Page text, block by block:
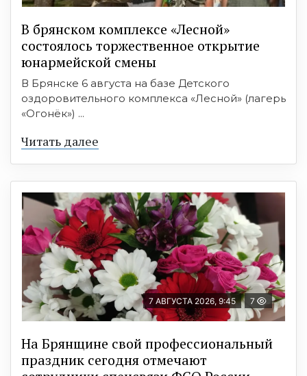
В брянском комплексе «Лесной»
состоялось торжественное открытие
юнармейской смены
В Брянске 6 августа на базе Детского
оздоровительного комплекса «Лесной» (лагерь
«Огонёк») ...
Читать далее
7 АВГУСТА 2026, 9:45 7
На Брянщине свой профессиональный
праздник сегодня отмечают